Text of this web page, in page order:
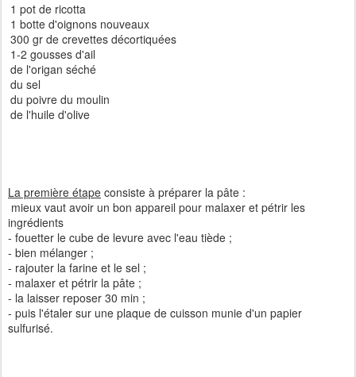
1 pot de ricotta
1 botte d'oignons nouveaux
300 gr de crevettes décortiquées
1-2 gousses d'ail
de l'origan séché
du sel
du poivre du moulin
de l'huile d'olive
La première étape consiste à préparer la pâte :
mieux vaut avoir un bon appareil pour malaxer et pétrir les
ingrédients
- fouetter le cube de levure avec l'eau tiède ;
- bien mélanger ;
- rajouter la farine et le sel ;
- malaxer et pétrir la pâte ;
- la laisser reposer 30 min ;
- puis l'étaler sur une plaque de cuisson munie d'un papier
sulfurisé.